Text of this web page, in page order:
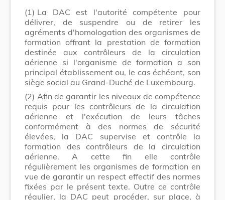
(1) La DAC est l'autorité compétente pour
délivrer, de suspendre ou de retirer les
agréments d'homologation des organismes de
formation offrant la prestation de formation
destinée aux contrôleurs de la circulation
aérienne si l'organisme de formation a son
principal établissement ou, le cas échéant, son
siège social au Grand-Duché de Luxembourg.
(2) Afin de garantir les niveaux de compétence
requis pour les contrôleurs de la circulation
aérienne et l'exécution de leurs tâches
conformément à des normes de sécurité
élevées, la DAC supervise et contrôle la
formation des contrôleurs de la circulation
aérienne. A cette fin elle contrôle
régulièrement les organismes de formation en
vue de garantir un respect effectif des normes
fixées par le présent texte. Outre ce contrôle
régulier, la DAC peut procéder, sur place, à